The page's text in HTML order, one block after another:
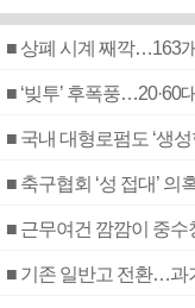
■ 상폐 시계 째깍…163
■ ‘빚투’ 후폭풍…20·60
■ 국내 대형로펌도 ‘생성
■ 근무여건 깜깜이 중
■ 기존 일반고 전환…과